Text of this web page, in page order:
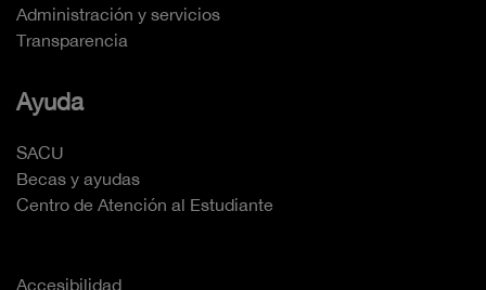
Administración y servicios
Transparencia
Ayuda
SACU
Becas y ayudas
Centro de Atención al Estudiante
Accesibilidad